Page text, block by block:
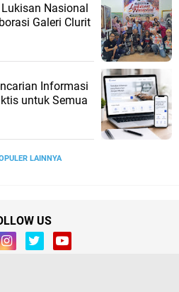
Nasional
Galeri Clurit
Informasi
untuk Semua
LAINNYA
US